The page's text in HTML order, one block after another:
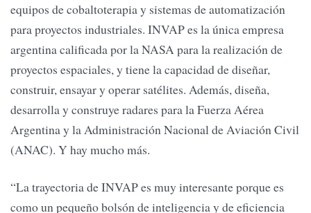
equipos de cobaltoterapia y sistemas de automatización
para proyectos industriales. INVAP es la única empresa
argentina calificada por la NASA para la realización de
proyectos espaciales, y tiene la capacidad de diseñar,
construir, ensayar y operar satélites. Además, diseña,
desarrolla y construye radares para la Fuerza Aérea
Argentina y la Administración Nacional de Aviación Civil
(ANAC). Y hay mucho más.
“La trayectoria de INVAP es muy interesante porque es
como un pequeño bolsón de inteligencia y de eficiencia